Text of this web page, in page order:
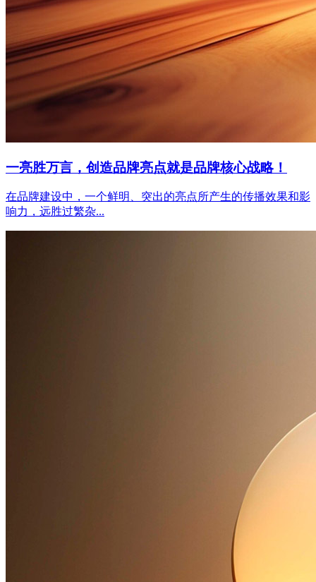
一亮胜万言，创造品牌亮点就是品牌核心战略！
在品牌建设中，一个鲜明、突出的亮点所产生的传播效果和影
响力，远胜过繁杂...